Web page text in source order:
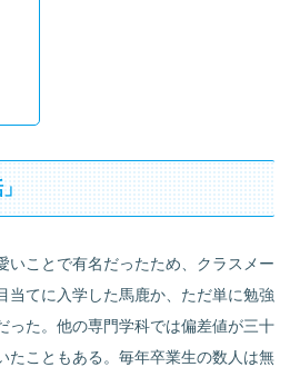
いことで有名だったため、クラスメー
当てに入学した馬鹿か、ただ単に勉強
った。他の専門学科では偏差値が三十
たこともある。毎年卒業生の数人は無